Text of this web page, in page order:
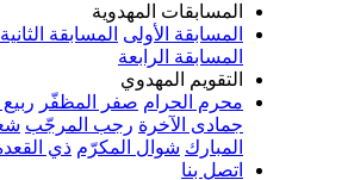
المهدوية
الأولى المسابقة الثانية المسابقة
الرابعة
المهدوي
الحرام
صفر المظفّر ربيع الأول جمادى
رجب المرجّب شعبان المعظّم
شوال المكرّم ذي القعدة ذي الحجة